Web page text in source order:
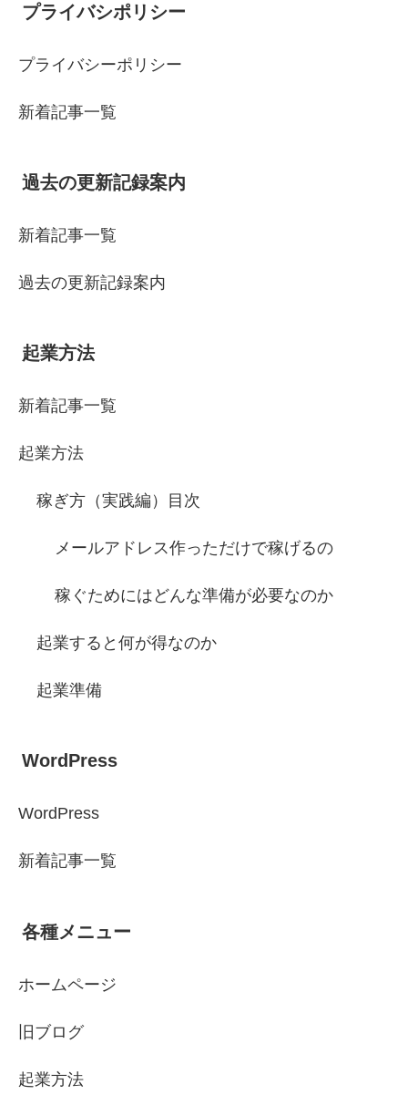
プライバシポリシー
プライバシーポリシー
新着記事一覧
過去の更新記録案内
新着記事一覧
過去の更新記録案内
起業方法
新着記事一覧
起業方法
稼ぎ方（実践編）目次
メールアドレス作っただけで稼げるの
稼ぐためにはどんな準備が必要なのか
起業すると何が得なのか
起業準備
WordPress
WordPress
新着記事一覧
各種メニュー
ホームページ
旧ブログ
起業方法